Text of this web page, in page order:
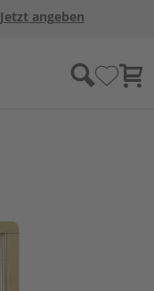
Jetzt angeben